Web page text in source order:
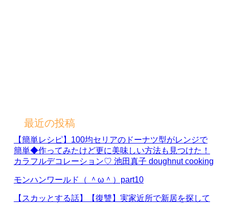
最近の投稿
【簡単レシピ】100均セリアのドーナツ型がレンジで
簡単◆作ってみたけど更に美味しい方法も見つけた！
カラフルデコレーション♡ 池田真子 doughnut cooking
モンハンワールド（ ＾ω＾）part10
【スカッとする話】【復讐】実家近所で新居を探して